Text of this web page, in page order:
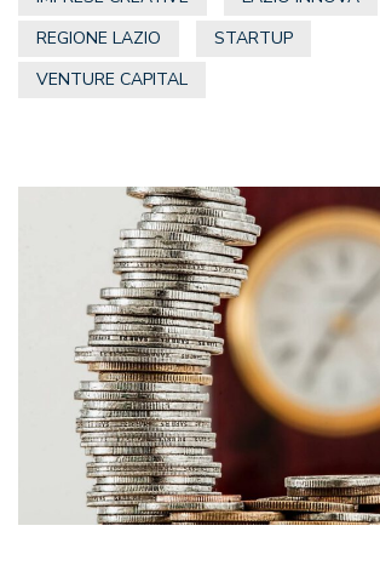
REGIONE LAZIO
STARTUP
VENTURE CAPITAL